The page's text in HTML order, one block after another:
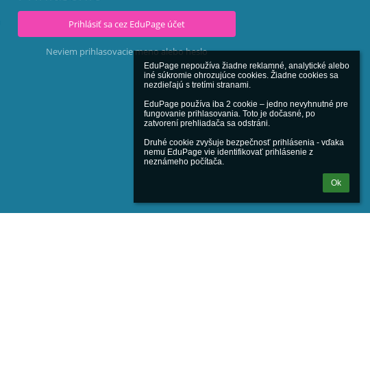
EduPage nepoužíva žiadne reklamné, analytické alebo
iné súkromie ohrozujúce cookies. Žiadne cookies sa
nezdieľajú s tretími stranami.
EduPage používa iba 2 cookie – jedno nevyhnutné pre
fungovanie prihlasovania. Toto je dočasné, po
zatvorení prehliadača sa odstráni.
Druhé cookie zvyšuje bezpečnosť prihlásenia - vďaka
nemu EduPage vie identifikovať prihlásenie z
neznámeho počítača.
Ok
Prihlásiť sa cez EduPage účet
Neviem prihlasovacie meno alebo heslo